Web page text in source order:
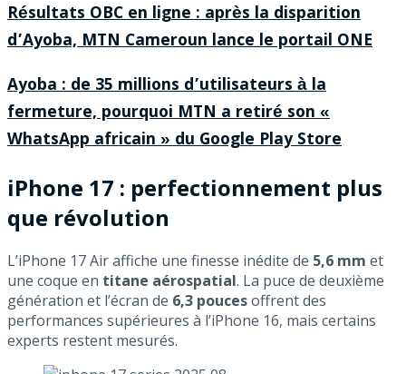
Résultats OBC en ligne : après la disparition
d’Ayoba, MTN Cameroun lance le portail ONE
Ayoba : de 35 millions d’utilisateurs à la
fermeture, pourquoi MTN a retiré son «
WhatsApp africain » du Google Play Store
iPhone 17 : perfectionnement plus
que révolution
L’iPhone 17 Air affiche une finesse inédite de 5,6 mm et
une coque en titane aérospatial. La puce de deuxième
génération et l’écran de 6,3 poucesoffrent des
performances supérieures à l’iPhone 16, mais certains
experts restent mesurés.